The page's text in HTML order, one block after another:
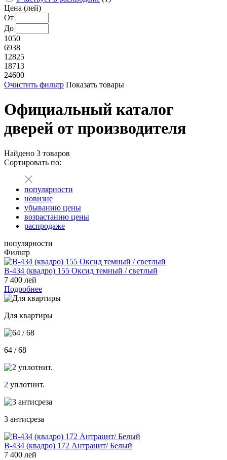
Цена (лей)
От
До
1050
6938
12825
18713
24600
Очистить фильтр Показать товары
Официальный каталог
дверей от производителя
Найдено 3 товаров
Сортировать по:
популярности
новизне
убыванию цены
возрастанию цены
распродаже
популярности
Фильтр
В-434 (квадро) 155 Оксид темный / светлый
7 400 лей
Подробнее
Для квартиры
64 / 68
2 уплотнит.
3 антисреза
В-434 (квадро) 172 Антрацит/ Белый
7 400 лей